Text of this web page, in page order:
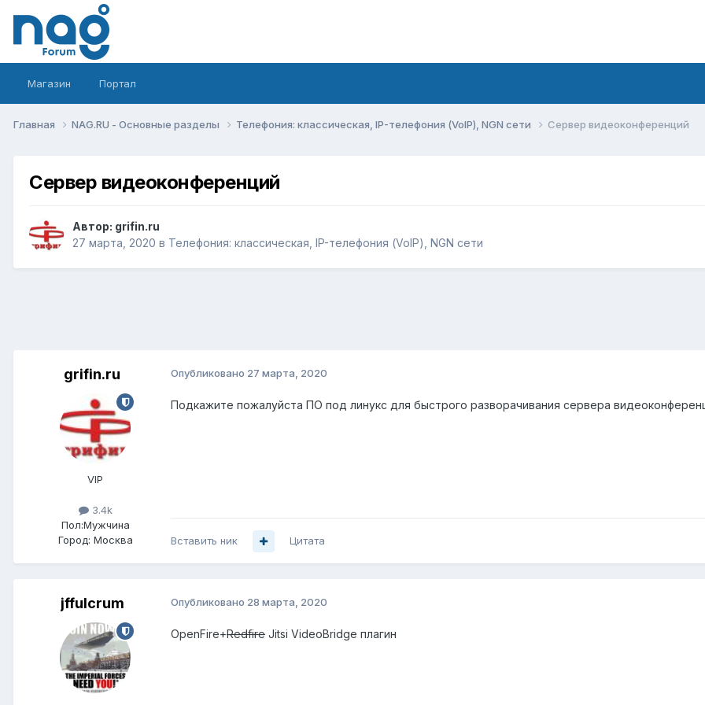
Магазин Портал
Главная NAG.RU - Основные разделы Телефония: классическая, IP-телефония (VoIP), NGN сети Сервер видеоконференций
Сервер видеоконференций
Автор: grifin.ru
27 марта, 2020 в Телефония: классическая, IP-телефония (VoIP), NGN сети
grifin.ru
VIP
3.4k
Пол:Мужчина
Город: Москва
Опубликовано 27 марта, 2020
Подкажите пожалуйста ПО под линукс для быстрого разворачивания сервера
Вставить ник Цитата
jffulcrum Опубликовано 28 марта, 2020
OpenFire+Redfire Jitsi VideoBridge плагин